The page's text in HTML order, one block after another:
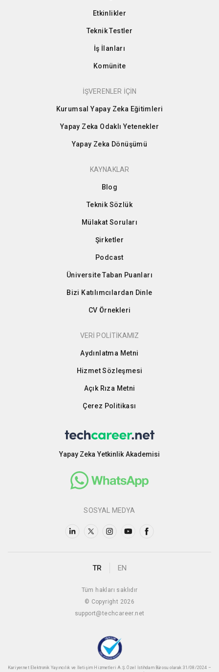
Etkinlikler
Teknik Testler
İş İlanları
Komünite
İŞVERENLER İÇİN
Kurumsal Yapay Zeka Eğitimleri
Yapay Zeka Odaklı Yetenekler
Yapay Zeka Dönüşümü
KAYNAKLAR
Blog
Teknik Sözlük
Mülakat Soruları
Şirketler
Podcast
Üniversite Taban Puanları
Bizi Katılımcılardan Dinle
CV Örnekleri
VERİ POLİTİKAMIZ
Aydınlatma Metni
Hizmet Sözleşmesi
Açık Rıza Metni
Çerez Politikası
Yapay Zeka Yetkinlik Akademisi
SOSYAL MEDYA
TR EN
Tüm hakları saklıdır
© Copyright 2026
support@techcareer.net
Kariyer.net Elektronik Yayıncılık ve İletişim Hizmetleri A.Ş. Özel İstihdam Bürosu olarak 31/08/2024 –